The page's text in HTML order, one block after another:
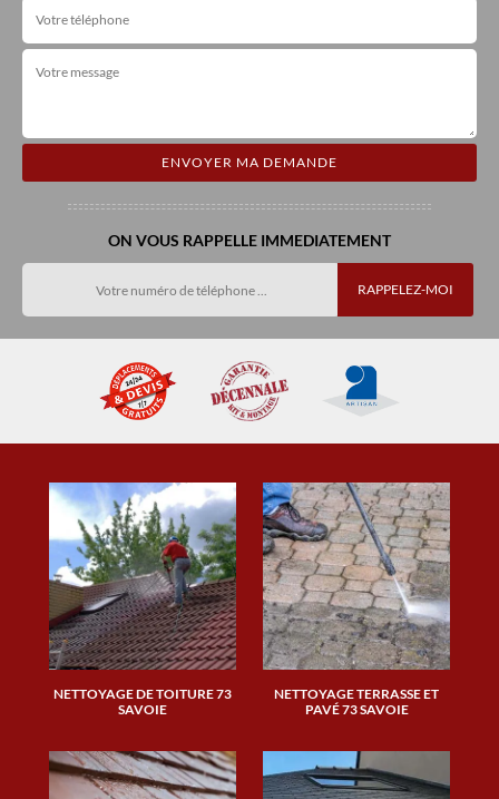
ON VOUS RAPPELLE IMMEDIATEMENT
NETTOYAGE DE TOITURE 73
SAVOIE
NETTOYAGE TERRASSE ET
PAVÉ 73 SAVOIE